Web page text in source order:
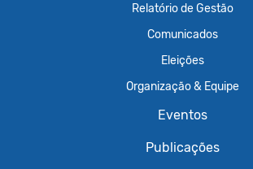
Relatório de Gestão
Comunicados
Eleições
Organização & Equipe
Eventos
Publicações